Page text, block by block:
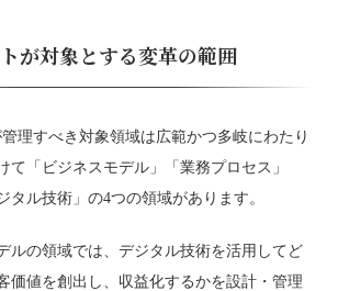
が対象とする変革の範囲
理すべき対象領域は広範かつ多岐にわたり
て「ビジネスモデル」「業務プロセス」
タル技術」の4つの領域があります。
ルの領域では、デジタル技術を活用してど
価値を創出し、収益化するかを設計・管理